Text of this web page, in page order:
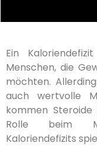
Ein
Menschen, die
möchten.
auch wertvolle
kommen
Rolle beim
Kaloriendefizits